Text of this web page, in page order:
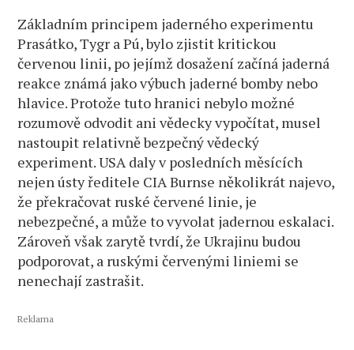
Základním principem jaderného experimentu
Prasátko, Tygr a Pú, bylo zjistit kritickou
červenou linii, po jejímž dosažení začíná jaderná
reakce známá jako výbuch jaderné bomby nebo
hlavice. Protože tuto hranici nebylo možné
rozumově odvodit ani vědecky vypočítat, musel
nastoupit relativně bezpečný vědecký
experiment. USA daly v posledních měsících
nejen ústy ředitele CIA Burnse několikrát najevo,
že překračovat ruské červené linie, je
nebezpečné, a může to vyvolat jadernou eskalaci.
Zároveň však zarytě tvrdí, že Ukrajinu budou
podporovat, a ruskými červenými liniemi se
nenechají zastrašit.
Reklama